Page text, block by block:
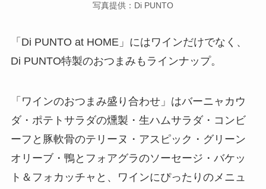
写真提供：Di PUNTO
「Di PUNTO at HOME」にはワインだけでなく、
Di PUNTO特製のおつまみもラインナップ。
「ワインのおつまみ盛り合わせ」はバーニャカウ
ダ・ポテトサラダの燻製・生ハムサラダ・コンビ
ーフと豚軟骨のテリーヌ・アスピック・グリーン
オリーブ・鴨とフォアグラのソーセージ・バケッ
ト＆フォカッチャと、ワインにぴったりのメニュ